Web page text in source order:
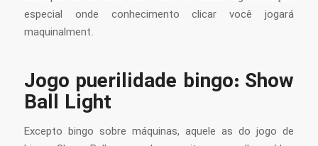
especial onde conhecimento clicar você jogará
maquinalment.
Jogo puerilidade bingo: Show
Ball Light
Excepto bingo sobre máquinas, aquele as do jogo de